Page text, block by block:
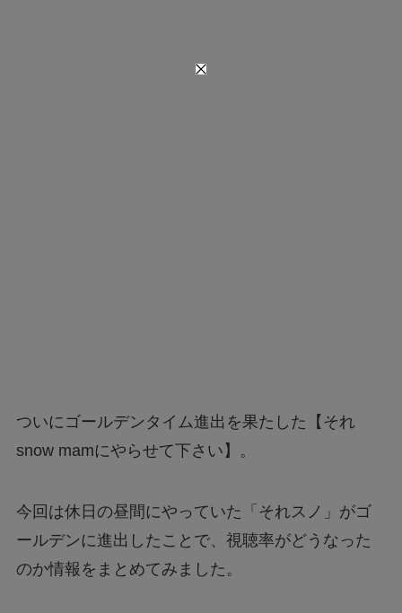
ついにゴールデンタイム進出を果たした【それ
snow mamにやらせて下さい】。
今回は休日の昼間にやっていた「それスノ」がゴ
ールデンに進出したことで、視聴率がどうなった
のか情報をまとめてみました。